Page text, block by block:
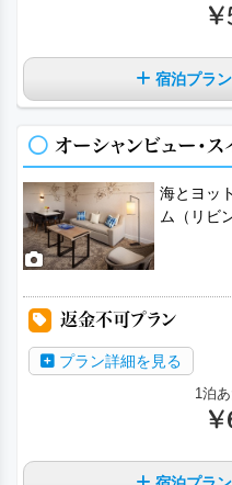
宿泊プラ
オーシャンビュー・
海とヨッ
ム（リビ
返金不可プラン
プラン詳細を見る
1泊